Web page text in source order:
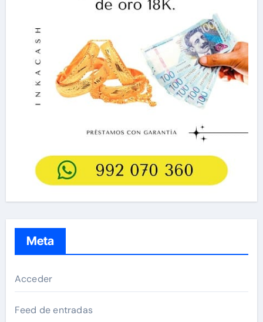
Meta
Acceder
Feed de entradas